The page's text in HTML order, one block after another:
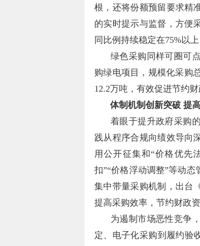
根，还将份额预留要求精
的实时提示与监督，方便
同比例持续稳定在75%以
绿色采购同样可圈可
购绿电项目，规模化采购
12.2万吨，有效促进节约
体制机制创新突破 提
着眼于提升政府采购
践从程序合规向绩效导向
用公开征集和“价格优先
扣”“价格浮动调整”等动
集中带量采购机制，出台
提高采购效率，节约财政资
为遏制市场恶性竞争
定、电子化采购到履约验